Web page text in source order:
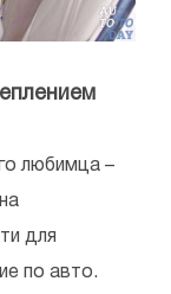
любимца –
для
по авто.